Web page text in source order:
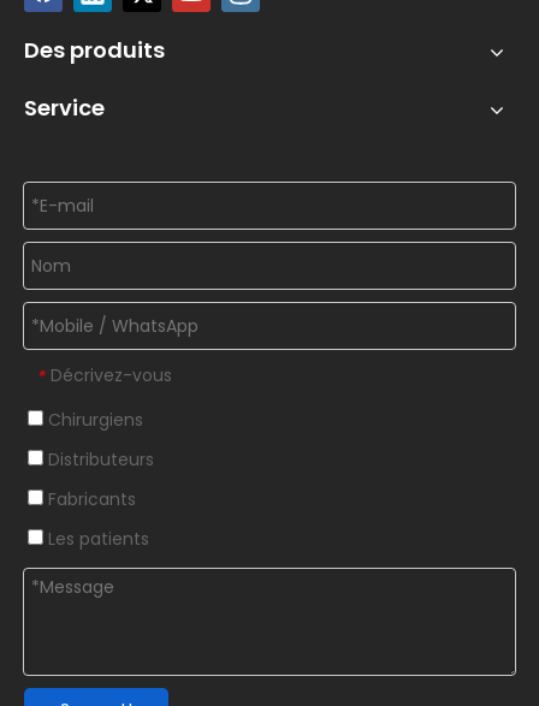
Des produits
Service
* Décrivez-vous
Chirurgiens
Distributeurs
Fabricants
Les patients